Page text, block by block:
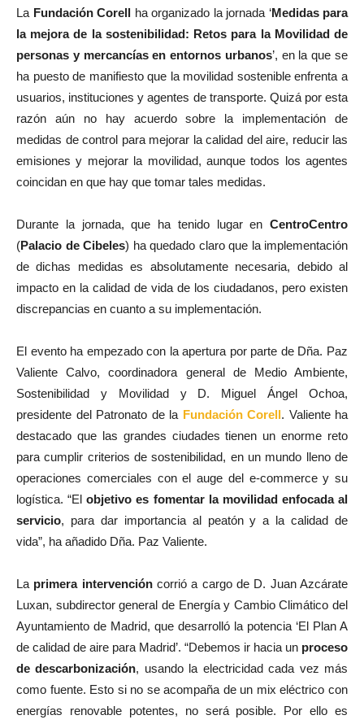
La Fundación Corell ha organizado la jornada ‘Medidas para
la mejora de la sostenibilidad: Retos para la Movilidad de
personas y mercancías en entornos urbanos’, en la que se
ha puesto de manifiesto que la movilidad sostenible enfrenta a
usuarios, instituciones y agentes de transporte. Quizá por esta
razón aún no hay acuerdo sobre la implementación de
medidas de control para mejorar la calidad del aire, reducir las
emisiones y mejorar la movilidad, aunque todos los agentes
coincidan en que hay que tomar tales medidas.
Durante la jornada, que ha tenido lugar en CentroCentro
(Palacio de Cibeles) ha quedado claro que la implementación
de dichas medidas es absolutamente necesaria, debido al
impacto en la calidad de vida de los ciudadanos, pero existen
discrepancias en cuanto a su implementación.
El evento ha empezado con la apertura por parte de Dña. Paz
Valiente Calvo, coordinadora general de Medio Ambiente,
Sostenibilidad y Movilidad y D. Miguel Ángel Ochoa,
presidente del Patronato de la Fundación Corell. Valiente ha
destacado que las grandes ciudades tienen un enorme reto
para cumplir criterios de sostenibilidad, en un mundo lleno de
operaciones comerciales con el auge del e-commerce y su
logística. “Elobjetivo es fomentar la movilidad enfocada al
servicio, para dar importancia al peatón y a la calidad de
vida”, ha añadido Dña. Paz Valiente.
La primera intervencióncorrió a cargo de D. Juan Azcárate
Luxan, subdirector general de Energía y Cambio Climático del
Ayuntamiento de Madrid, que desarrolló la potencia ‘El Plan A
de calidad de aire para Madrid’. “Debemos ir hacia un proceso
de descarbonización, usando la electricidad cada vez más
como fuente. Esto si no se acompaña de un mix eléctrico con
energías renovable potentes, no será posible. Por ello es